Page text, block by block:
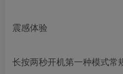
震感体验
长按两秒开机第一种模式常